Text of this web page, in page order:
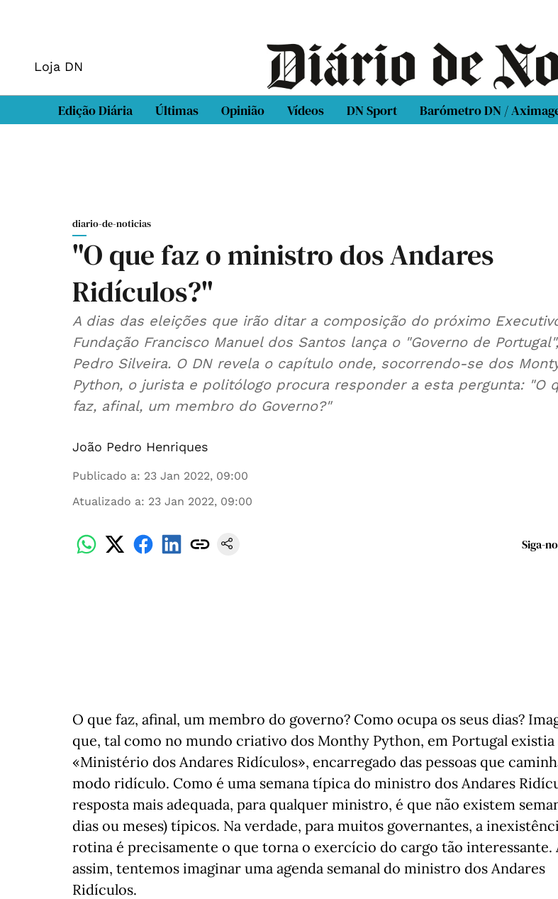
Loja DN
Edição Diária Últimas Opinião Vídeos DN Sport Barómetro DN /
diario-de-noticias
"O que faz o ministro dos Andares
Ridículos?"
A dias das eleições que irão ditar a composição do próximo
Fundação Francisco Manuel dos Santos lança o "Governo de
Pedro Silveira. O DN revela o capítulo onde, socorrendo-se dos
Python, o jurista e politólogo procura responder a esta pergunta: "O
faz, afinal, um membro do Governo?"
João Pedro Henriques
Publicado a: 23 Jan 2022, 09:00
Atualizado a: 23 Jan 2022, 09:00
Siga-
O que faz, afinal, um membro do governo? Como ocupa os seus dias?
que, tal como no mundo criativo dos Monthy Python, em Portugal existia
«Ministério dos Andares Ridículos», encarregado das pessoas que
modo ridículo. Como é uma semana típica do ministro dos Andares
resposta mais adequada, para qualquer ministro, é que não existem
dias ou meses) típicos. Na verdade, para muitos governantes, a
rotina é precisamente o que torna o exercício do cargo tão interessante.
assim, tentemos imaginar uma agenda semanal do ministro dos Andares
Ridículos.